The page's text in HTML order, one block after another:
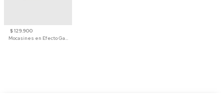
$ 129.900
Mocasines en Efecto Gamuzado Para Mujer